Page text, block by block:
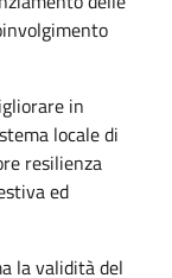
in
locale di
resilienza
ed
la validità del